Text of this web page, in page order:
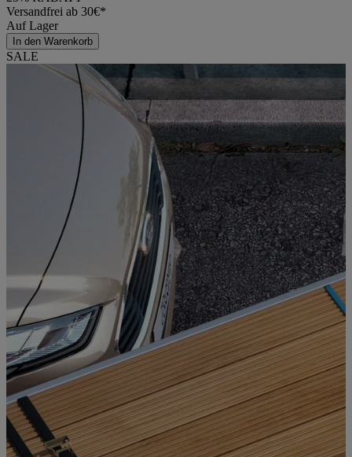
Versandfrei ab 30€*
Auf Lager
In den Warenkorb
SALE